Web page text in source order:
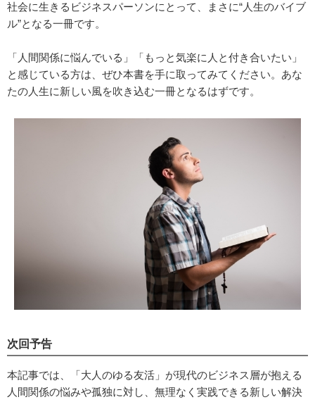
社会に生きるビジネスパーソンにとって、まさに“人生のバイブ
ル”となる一冊です。
「人間関係に悩んでいる」「もっと気楽に人と付き合いたい」
と感じている方は、ぜひ本書を手に取ってみてください。あな
たの人生に新しい風を吹き込む一冊となるはずです。
次回予告
本記事では、「大人のゆる友活」が現代のビジネス層が抱える
人間関係の悩みや孤独に対し、無理なく実践できる新しい解決